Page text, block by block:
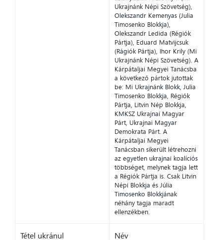
Ukrajnánk Népi Szövetség),
Olekszandr Kemenyas (Julia
Timosenko Blokkja),
Olekszandr Ledida (Régiók
Pártja), Eduard Matvijcsuk
(Rágiók Pártja), Ihor Krily (Mi
Ukrajnánk Népi Szövetség). A
Kárpátaljai Megyei Tanácsba
a következő pártok jutottak
be: Mi Ukrajnánk Blokk, Julia
Timosenko Blokkja, Régiók
Pártja, Litvin Nép Blokkja,
KMKSZ Ukrajnai Magyar
Párt, Ukrajnai Magyar
Demokrata Párt. A
Kárpátaljai Megyei
Tanácsban sikerült létrehozni
az egyetlen ukrajnai koalíciós
többséget, melynek tagja lett
a Régiók Pártja is. Csak Litvin
Népi Blokkja és Júlia
Timosenko Blokkjának
néhány tagja maradt
ellenzékben.
Tétel ukránul Név